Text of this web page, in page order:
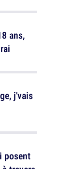
ans,
j'vais
posent